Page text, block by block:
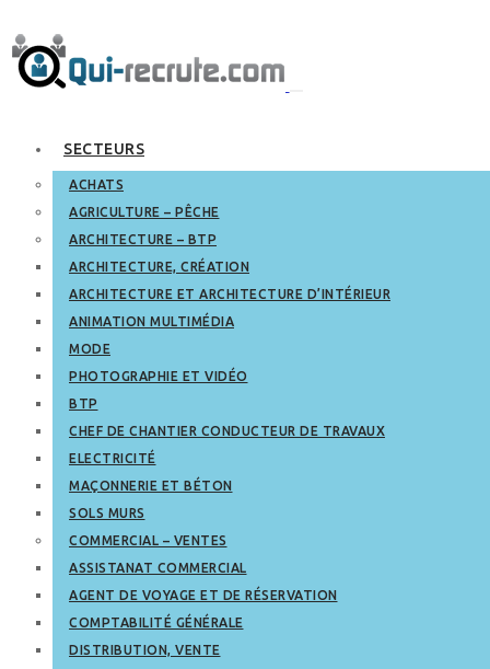
SECTEURS
ACHATS
AGRICULTURE – PÊCHE
ARCHITECTURE – BTP
ARCHITECTURE, CRÉATION
ARCHITECTURE ET ARCHITECTURE D’INTÉRIEUR
ANIMATION MULTIMÉDIA
MODE
PHOTOGRAPHIE ET VIDÉO
BTP
CHEF DE CHANTIER CONDUCTEUR DE TRAVAUX
ELECTRICITÉ
MAÇONNERIE ET BÉTON
SOLS MURS
COMMERCIAL – VENTES
ASSISTANAT COMMERCIAL
AGENT DE VOYAGE ET DE RÉSERVATION
COMPTABILITÉ GÉNÉRALE
DISTRIBUTION, VENTE